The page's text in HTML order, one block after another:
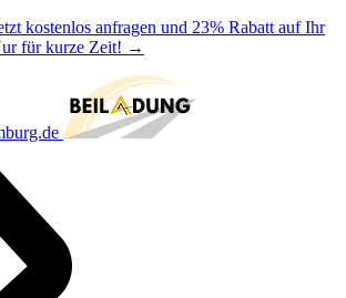
kostenlos anfragen und 23% Rabatt auf Ihr
für kurze Zeit! →